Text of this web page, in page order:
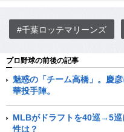
#千葉ロッテマリーンズ
プロ野球の前後の記事
魅惑の「チーム高橋」。慶
華投手陣。
MLBがドラフトを40巡→5巡
性は？